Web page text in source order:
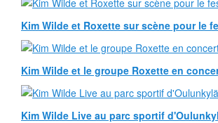
Kim Wilde et Roxette sur scène pour le
Kim Wilde et le groupe Roxette en
Kim Wilde Live au parc sportif